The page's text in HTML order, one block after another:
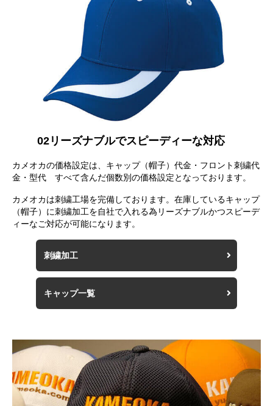
02リーズナブルでスピーディーな対応
カメオカの価格設定は、キャップ（帽子）代金・フロント刺繍代
金・型代 すべて含んだ個数別の価格設定となっております。
カメオカは刺繍工場を完備しております。在庫しているキャップ
（帽子）に刺繍加工を自社で入れる為リーズナブルかつスピーデ
ィーなご対応が可能になります。
刺繍加工
キャップ一覧